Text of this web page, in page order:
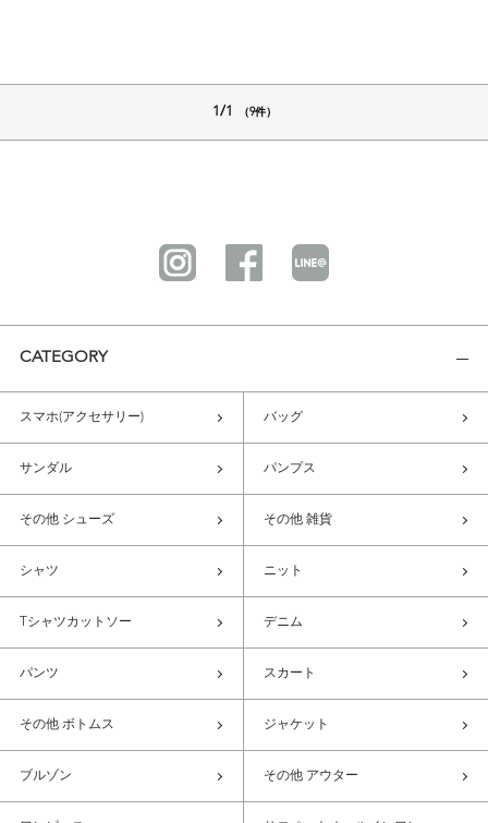
1/1 （9件）
CATEGORY
スマホ(アクセサリー) バッグ
サンダル パンプス
その他 シューズ その他 雑貨
シャツ ニット
Tシャツカットソー デニム
パンツ スカート
その他 ボトムス ジャケット
ブルゾン その他 アウター